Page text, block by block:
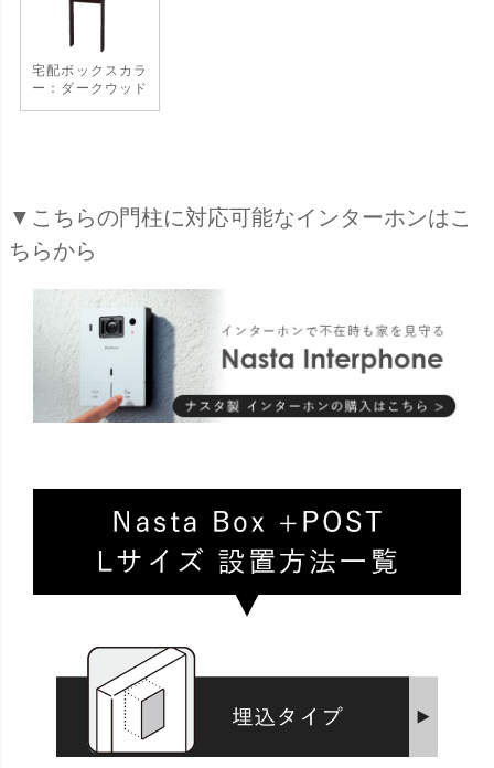
宅配ボックスカラ
ー：ダークウッド
▼こちらの門柱に対応可能なインターホンはこ
ちらから